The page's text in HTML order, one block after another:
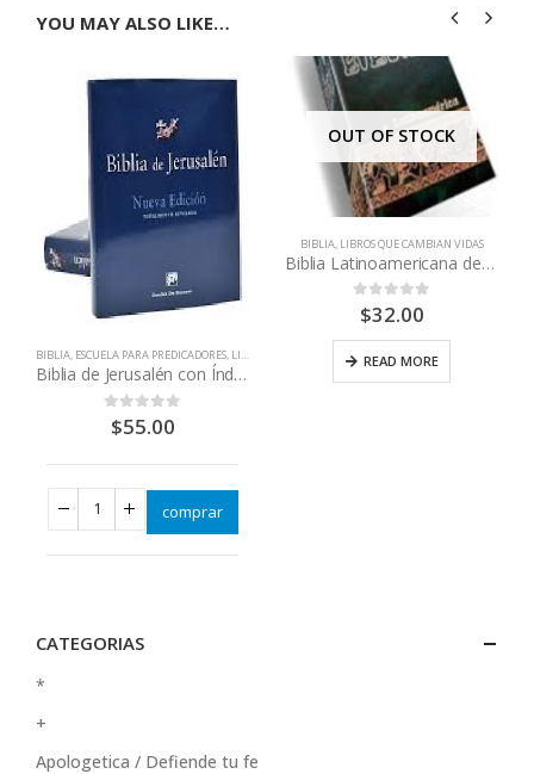
YOU MAY ALSO LIKE…
LIBROS QUE CAMBIAN VIDAS
BIBLIA, ESCUELA PARA PREDICADORES, LIBROS QUE CAMBIAN VIDAS
Biblia de Jerusalén con Índice
out of 5
$55.00
comprar
OUT OF STOCK
BIBLIA, LIBROS QUE CAMBIAN VIDAS
Biblia Latinoamericana de pasta dura y letra grande sin indice
out of 5
$32.00
READ MORE
CATEGORIAS
*
+
Apologetica / Defiende tu fe